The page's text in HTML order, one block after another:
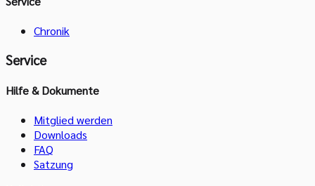
Chronik
Service
Hilfe & Dokumente
Mitglied werden
Downloads
FAQ
Satzung